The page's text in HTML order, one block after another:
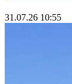
31.07.26 10:55